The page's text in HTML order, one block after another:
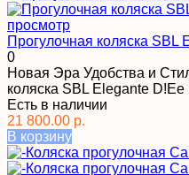
просмотр
Прогулочная коляска SBL
0
Новая Эра Удобства и
коляска SBL Elegante D!Ее
Есть в наличии
21 800.00 р.
В корзину